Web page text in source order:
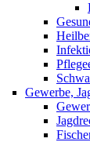
Gewerbe,